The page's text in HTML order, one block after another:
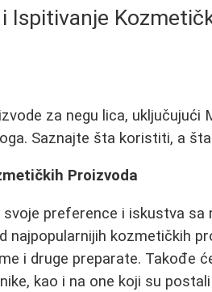
Ispitivanje
za negu lica, uključujući
Saznajte šta koristiti, a
Proizvoda
preference i iskustva
najpopularnijih kozmetičkih
i druge preparate. Takođe
kao i na one koji su